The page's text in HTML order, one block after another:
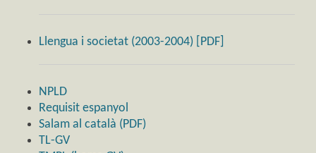
Llengua i societat (2003-2004) [PDF]
NPLD
Requisit espanyol
Salam al català (PDF)
TL-GV